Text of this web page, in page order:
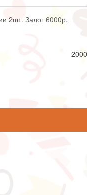
2шт. Залог 6000р.
2000